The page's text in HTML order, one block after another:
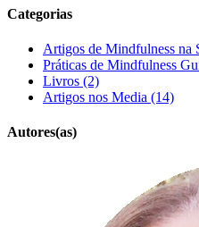
Categorias
Artigos de Mindfulness na
Práticas de Mindfulness
Livros (2)
Artigos nos Media (14)
Autores(as)